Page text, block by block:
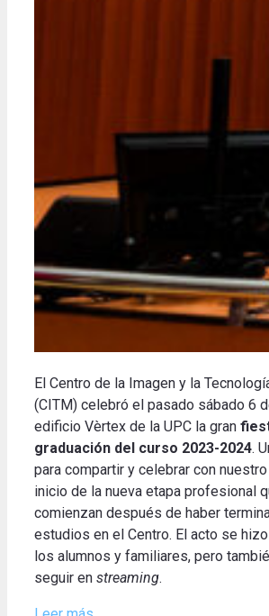
El Centro de la Imagen y la
(CITM) celebró el pasado sábado 6
edificio Vèrtex de la UPC la gran
graduación del curso 2023-2024.
para compartir y celebrar con
inicio de la nueva etapa profesional
comienzan después de haber
estudios en el Centro. El acto se
los alumnos y familiares, pero
seguir en streaming.